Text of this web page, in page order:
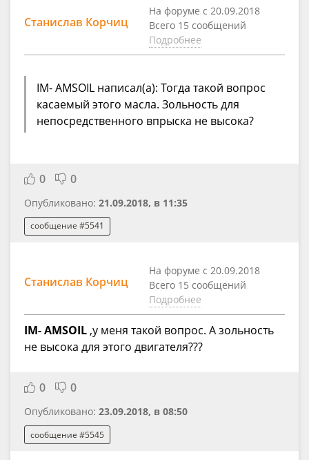
Станислав Корчиц
На форуме с 20.09.2018
Всего 15 сообщений
Подробнее
IM- AMSOIL написал(а): Тогда такой вопрос
касаемый этого масла. Зольность для
непосредственного впрыска не высока?
0 0
Опубликовано: 21.09.2018, в 11:35
сообщение #5541
Станислав Корчиц
На форуме с 20.09.2018
Всего 15 сообщений
Подробнее
IM- AMSOIL ,у меня такой вопрос. А зольность
не высока для этого двигателя???
0 0
Опубликовано: 23.09.2018, в 08:50
сообщение #5545